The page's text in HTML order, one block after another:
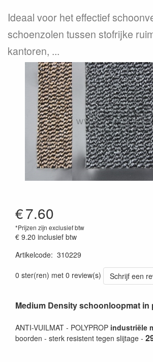
Ideaal voor het effectief
schoenzolen tussen stofrijke
kantoren, ...
€7.60
*Prijzen zijn exclusief btw
€ 9.20 inclusief btw
Artikelcode: 310229
0 ster(ren) met 0 review(s)
Schrijf een
Medium Density schoonloopmat
ANTI-VUILMAT - POLYPROP industriële
boorden - sterk resistent tegen slijtage -